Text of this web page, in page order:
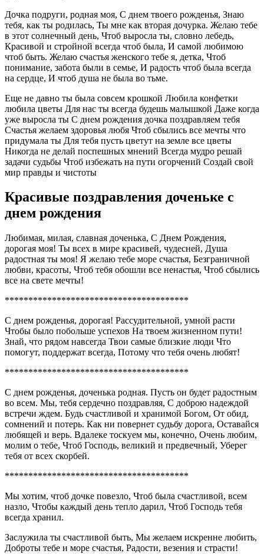
Дочка подруги, родная моя, С днем твоего рожденья, Знаю
тебя, как ты родилась, Ты мне как вторая дочурка. Желаю тебе
в этот солнечный день, Чтоб выросла ты, словно лебедь,
Красивой и стройной всегда чтоб была, И самой любимою
чтоб быть. Желаю счастья женского тебе я, детка, Чтоб
понимание, забота были в семье, И радость чтоб была всегда
на сердце, И чтоб душа не была во тьме.
Еще не давно ты была совсем крошкой Любила конфетки
любила цветы Для нас ты всегда будешь малышкой Даже когда
уже выросла ты С днем рождения дочка поздравляем тебя
Счастья желаем здоровья любя Чтоб сбылись все мечты что
придумала ты Для тебя пусть цветут на земле все цветы
Никогда не делай поспешных мнений Всегда мудро решай
задачи судьбы Чтоб избежать на пути огорчений Создай свой
мир правды и чистоты
Красивые поздравления доченьке с
днем рождения
Любимая, милая, славная доченька, С Днем Рождения,
дорогая моя! Ты всех в мире красивей, чудесней, Душа
радостная ты моя! Я желаю тебе море счастья, Безграничной
любви, красоты, Чтоб тебя обошли все ненастья, Чтоб сбылись
все на свете мечты!
***************************************
С днем рожденья, дорогая! Рассудительной, умной расти
Чтобы было побольше успехов На твоем жизненном пути!
Знай, что рядом навсегда Твои самые близкие люди Что
помогут, поддержат всегда, Потому что тебя очень любят!
***************************************
С днем рожденья, доченька родная. Пусть он будет радостным
во всем. Мы, тебя сердечно поздравляя, С доброю надеждой
встречи ждем. Будь счастливой и хранимой Богом, От обид,
сомнений и потерь. Как ни повернет судьбу дорога, Оставайся
любящей и верь. Вдалеке тоскуем мы, конечно, Очень любим,
молим о тебе, Чтоб Господь, великий и предвечный, Уберег
тебя от всех скорбей.
***************************************
Мы хотим, чтоб дочке повезло, Чтоб была счастливой, всем
назло, Чтобы каждый день тепло дарил, Чтоб Господь тебя
всегда хранил.
Заслужила ты счастливой быть, Мы желаем искренне любить,
Доброты тебе и море счастья, Радости, везения и страсти!